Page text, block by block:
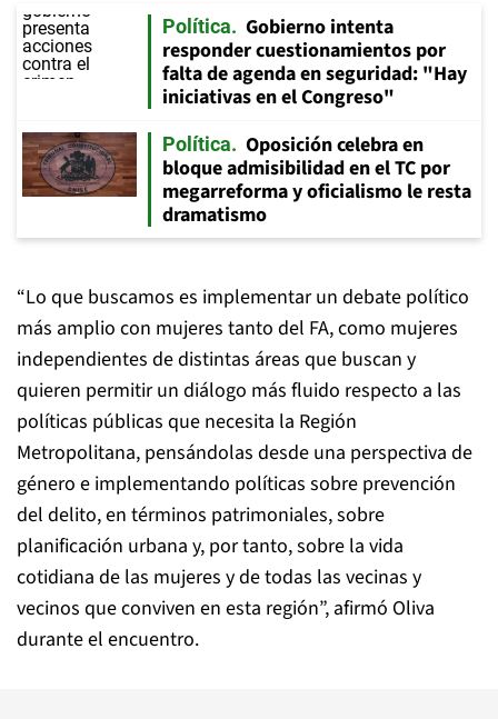
Política
Gobierno intenta
responder cuestionamientos por
falta de agenda en seguridad: "Hay
iniciativas en el Congreso"
Política
Oposición celebra en
bloque admisibilidad en el TC por
megarreforma y oficialismo le resta
dramatismo
“Lo que buscamos es implementar un debate político
más amplio con mujeres tanto del FA, como mujeres
independientes de distintas áreas que buscan y
quieren permitir un diálogo más fluido respecto a las
políticas públicas que necesita la Región
Metropolitana, pensándolas desde una perspectiva de
género e implementando políticas sobre prevención
del delito, en términos patrimoniales, sobre
planificación urbana y, por tanto, sobre la vida
cotidiana de las mujeres y de todas las vecinas y
vecinos que conviven en esta región”, afirmó Oliva
durante el encuentro.